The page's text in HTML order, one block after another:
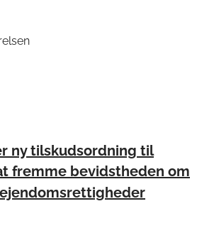
ny tilskudsordning til
fremme bevidstheden om